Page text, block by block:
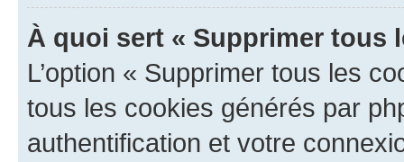
À quoi sert « Supprimer tous
L’option « Supprimer tous les
tous les cookies générés par
authentification et votre